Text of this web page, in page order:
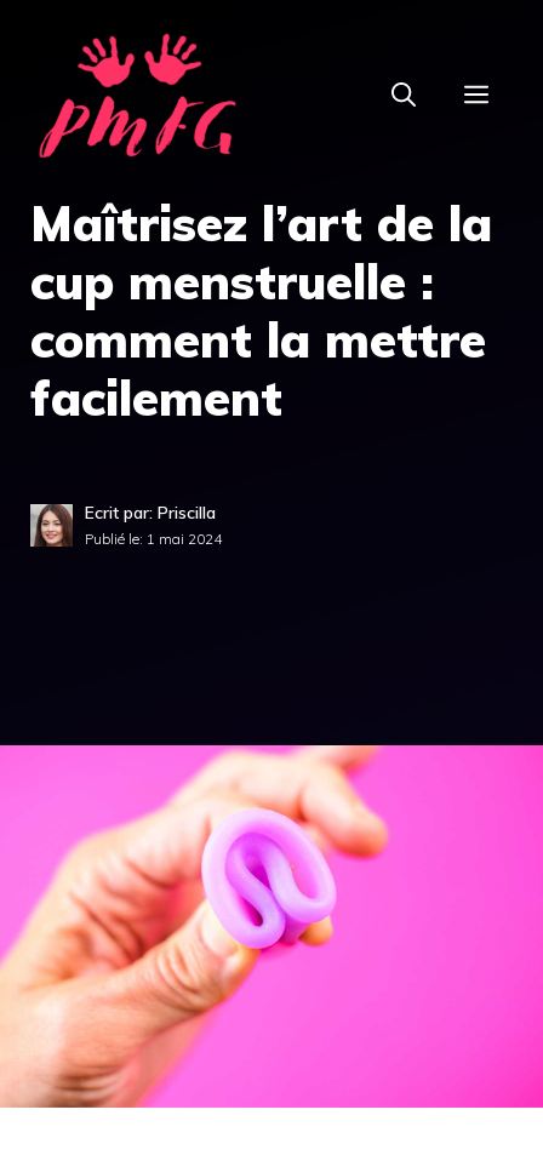
contenu
Maîtrisez l’art de la
cup menstruelle :
comment la mettre
facilement
Ecrit par: Priscilla
Publié le: 1 mai 2024